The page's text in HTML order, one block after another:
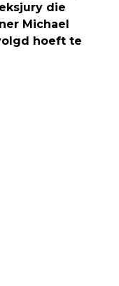
die
Michael
hoeft te